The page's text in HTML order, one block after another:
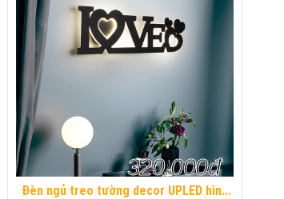
Đèn ngủ treo tường decor UPLED hình
320.000đ